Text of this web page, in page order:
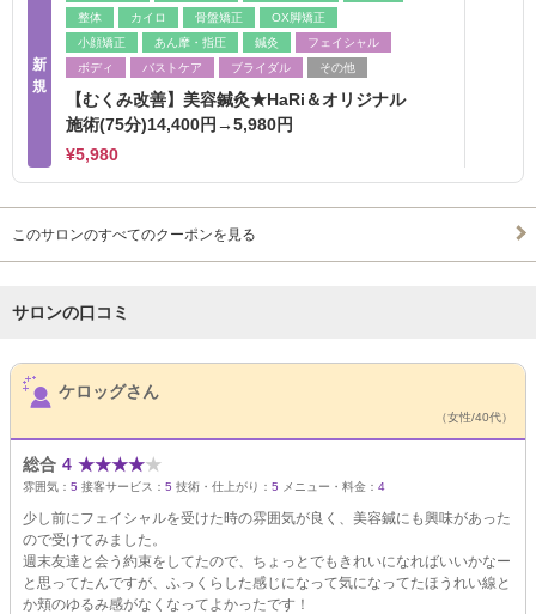
新
規
整体
カイロ 骨盤矯正
OX脚矯正
小顔矯正
あん摩・指圧 鍼灸
フェイシャル
ボディ
バストケア ブライダル その他
【むくみ改善】美容鍼灸★HaRi＆オリジナル
施術(75分)14,400円→5,980円
¥5,980
このサロンのすべてのクーポンを見る
サロンの口コミ
サロンPick Up
ケロッグさん
（女性/40代）
総合 4 ★★★★★
雰囲気： 5 接客サービス： 5 技術・仕上がり： 5 メニュー・料金： 4
少し前にフェイシャルを受けた時の雰囲気が良く、美容鍼にも興味があった
ので受けてみました。
週末友達と会う約束をしてたので、ちょっとでもきれいになればいいかなー
と思ってたんですが、ふっくらした感じになって気になってたほうれい線と
か頬のゆるみ感がなくなってよかったです！